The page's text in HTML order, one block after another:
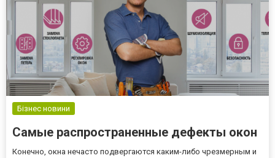
Бізнес новини
Самые распространенные дефекты окон
Конечно, окна нечасто подвергаются каким-либо чрезмерным и